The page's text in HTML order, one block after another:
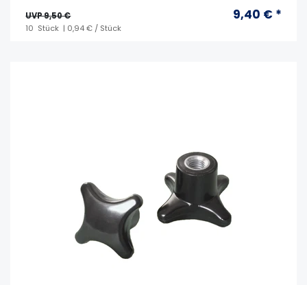
UVP 9,50 € 9,40 € *
10 Stück | 0,94 € / Stück